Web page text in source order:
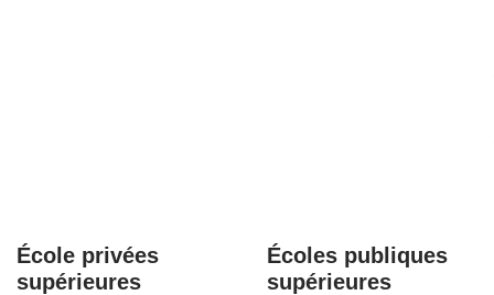
École privées
supérieures
Écoles publiques
supérieures